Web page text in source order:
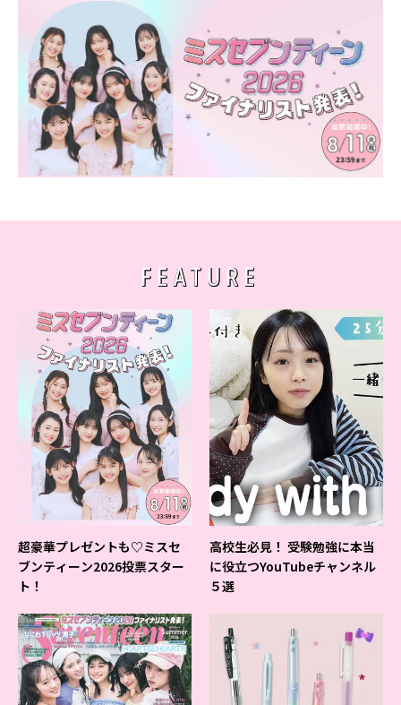
FEATURE
超豪華プレゼントも♡ミスセ
ブンティーン2026投票スター
ト！
高校生必見！ 受験勉強に本当
に役立つYouTubeチャンネル
５選